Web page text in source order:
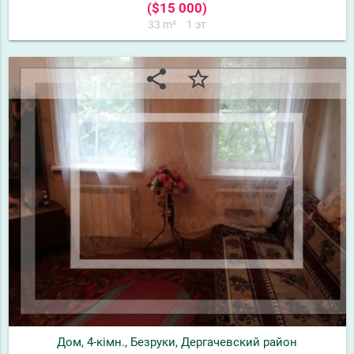
($15 000)
33 m² 1 эт
share star_border
Дом, 4-кімн., Безруки, Дергачевский район